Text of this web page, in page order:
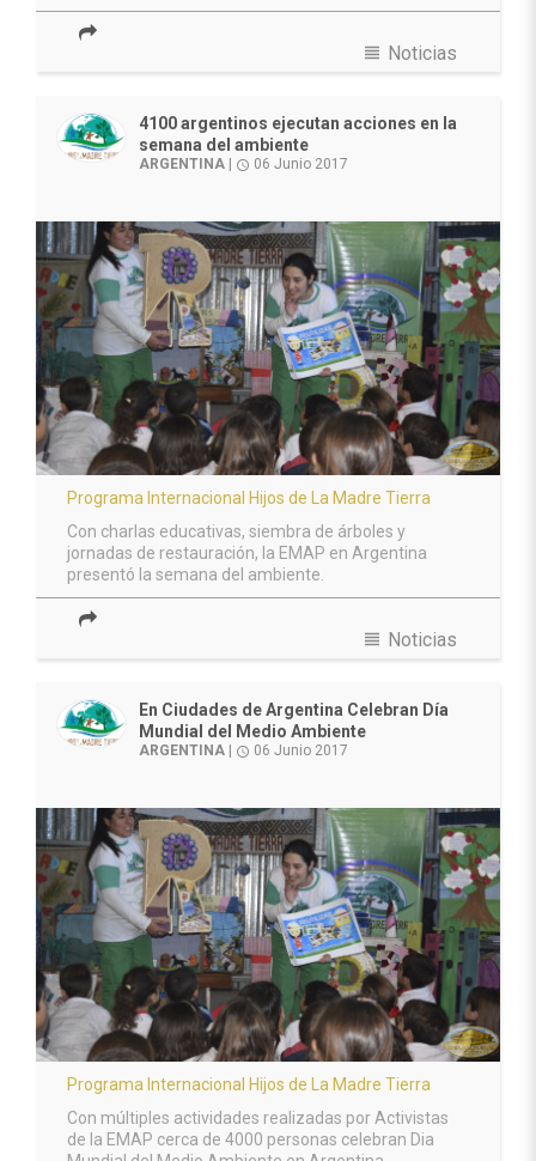
view_headline Noticias
4100 argentinos ejecutan acciones en la
semana del ambiente
ARGENTINA access_time 06 Junio 2017
Programa Internacional Hijos de La Madre Tierra
Con charlas educativas, siembra de árboles y
jornadas de restauración, la EMAP en Argentina
presentó la semana del ambiente.
view_headline Noticias
En Ciudades de Argentina Celebran Día
Mundial del Medio Ambiente
ARGENTINA access_time 06 Junio 2017
Programa Internacional Hijos de La Madre Tierra
Con múltiples actividades realizadas por Activistas
de la EMAP cerca de 4000 personas celebran Dia